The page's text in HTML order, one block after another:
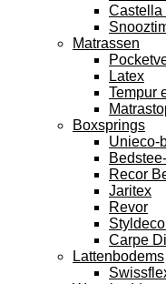
Castella
Matrassen
Latex
Tempur
Boxsprings
Unieco-
Recor
Jaritex
Revor
Carpe
Lattenbodems